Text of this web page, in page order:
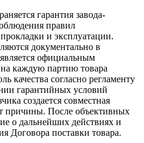
гарантия завода-
правил
и эксплуатации.
документально в
официальным
каждую партию товара
качества согласно регламенту
гарантийных условий
создается совместная
причины. После объективных
о дальнейших действиях и
Договора поставки товара.